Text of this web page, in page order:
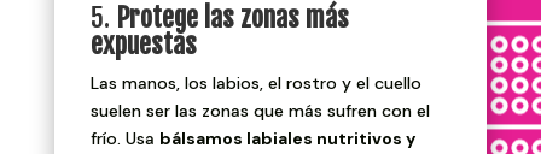
5. Protege las zonas más
expuestas
Las manos, los labios, el rostro y el cuello
suelen ser las zonas que más sufren con el
frío. Usa bálsamos labiales nutritivos y